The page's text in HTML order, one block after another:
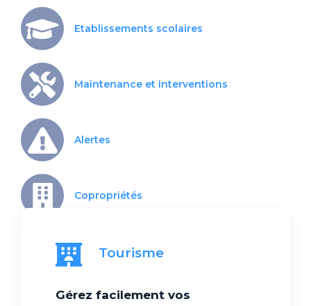
Etablissements scolaires
Maintenance et interventions
Alertes
Copropriétés
Tourisme
Gérez facilement vos